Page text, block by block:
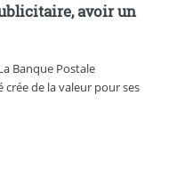
avoir un
Banque Postale
de la valeur pour ses